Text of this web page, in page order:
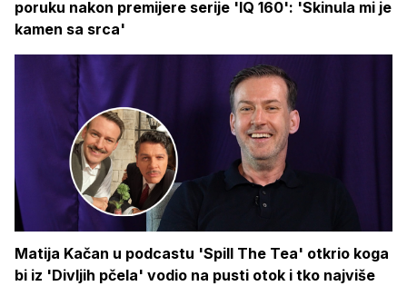
poruku nakon premijere serije 'IQ 160': 'Skinula mi je
kamen sa srca'
Matija Kačan u podcastu 'Spill The Tea' otkrio koga
bi iz 'Divljih pčela' vodio na pusti otok i tko najviše